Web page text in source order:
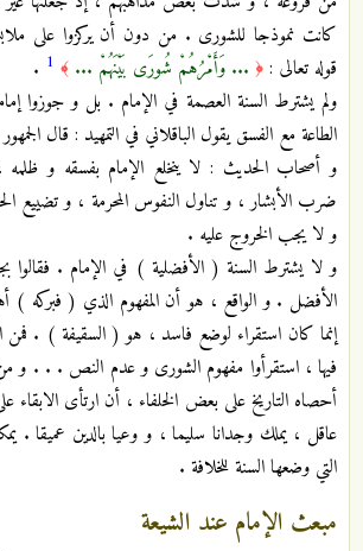
كانت نموذجا للشورى . من دون أن يركزوا على
قوله تعالى : ﴿ ... وَأَمْرُهُمْ شُورَى بَيْنَهُمْ ... ﴾ 1
.
ولم يشترط السنة العصمة في الإمام . بل و جوزوا
الطاعة مع الفسق يقول الباقلاني في التمهيد : قال
و أصحاب الحديث : لا ينخلع الإمام بفسقه و
ضرب الأبشار ، و تناول النفوس المحرمة ، و تضييع
و لا يجب الخروج عليه .
و لا يشترط السنة ( الأفضلية ) في الإمام . فقالوا
الأفضل . و الواقع ، هو أن المفهوم الذي ( فبركه )
إنما كان استقراء لوضع فاسد ، هو ( السقيفة ) . فمن
فيها ، استقرأوا مفهوم الشورى و عدم النص . . . و
أحصاه التاريخ على بعض الخلفاء ، أن ارتأى الابقاء
عاقل ، يملك وجدانا سليما ، و وعيا بالدين عميقا .
التي وضعها السنة للخلافة .
مبعث الإمام عند الشيعة